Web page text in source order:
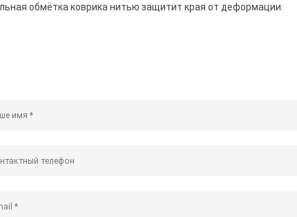
обмётка коврика нитью защитит края от деформации.